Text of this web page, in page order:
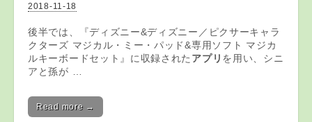
2018-11-18
後半では、『ディズニー&ディズニー／ピクサーキャラ
クターズ マジカル・ミー・パッド&専用ソフト マジカ
ルキーボードセット』に収録された アプリ を用い、シニ
アと孫が …
Read more →